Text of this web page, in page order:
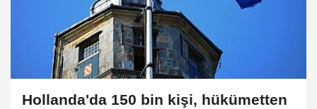
Hollanda'da 150 bin kişi, hükümetten